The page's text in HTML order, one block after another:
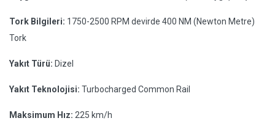
Tork Bilgileri: 1750-2500 RPM devirde 400 NM (Newton Metre)
Tork
Yakıt Türü: Dizel
Yakıt Teknolojisi: Turbocharged Common Rail
Maksimum Hız: 225 km/h